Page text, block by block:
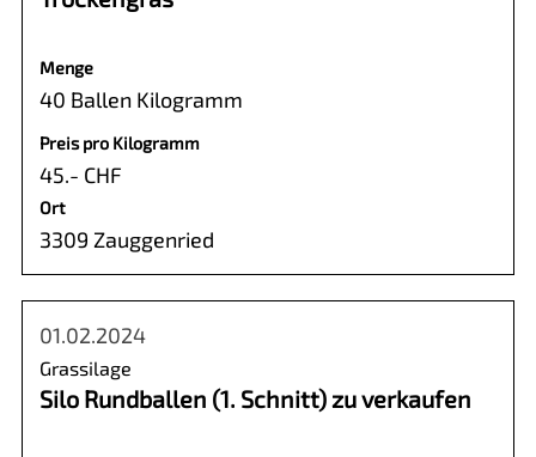
Menge
40 Ballen Kilogramm
Preis pro Kilogramm
45.- CHF
Ort
3309 Zauggenried
01.02.2024
Grassilage
Silo Rundballen (1. Schnitt) zu verkaufen